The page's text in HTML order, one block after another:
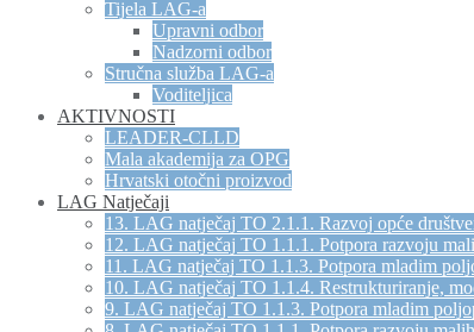
Tijela LAG-a
Upravni odbor
Nadzorni odbor
Stručna služba LAG-a
Voditeljica
AKTIVNOSTI
LEADER-CLLD
Mala akademija za OPG
Hrvatski otočni proizvod
LAG Natječaji
13. LAG natječaj TO 2.1.1. Razvoj opće
12. LAG natječaj TO 1.1.1. Potpora razvoju
11. LAG natječaj TO 1.1.3. Potpora mladim
10. LAG natječaj TO 1.1.4. Restrukturiranje,
9. LAG natječaj TO 1.1.3. Potpora mladim